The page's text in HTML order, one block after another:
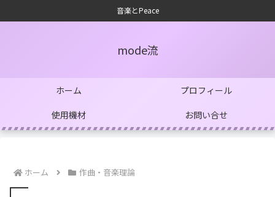
音楽とPeace
mode流
ホーム
プロフィール
使用機材
お問い合せ
ホーム 作曲・音楽理論